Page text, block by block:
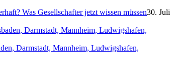
Was Gesellschafter jetzt wissen müssen30. Juli
Darmstadt, Mannheim, Ludwigshafen,